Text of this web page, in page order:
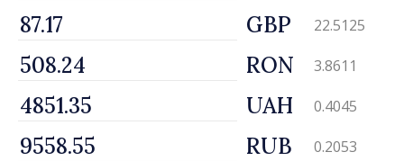
GBP 22.5125
RON 3.8611
UAH 0.4045
RUB 0.2053